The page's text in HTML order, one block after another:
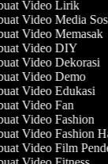
Video Lirik
Video Media
Video Memasak
Video DIY
Video Dekorasi
Video Demo
Video Edukasi
Video Fan
Video Fashion
Video Fashion
Video Film